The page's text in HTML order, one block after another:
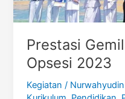
Prestasi
Opsesi 2023
Kegiatan /